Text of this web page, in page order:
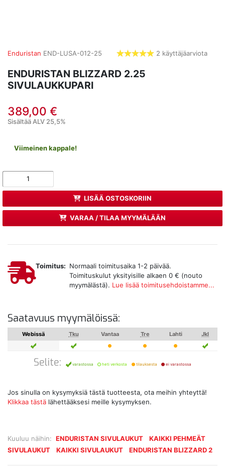
Enduristan END-LUSA-012-25
2 käyttäjäarviota
ENDURISTAN BLIZZARD 2.25
SIVULAUKKUPARI
389,00 €
Sisältää ALV 25,5%
Viimeinen kappale!
LISÄÄ OSTOSKORIIN
VARAA / TILAA MYYMÄLÄÄN
Kuuluu näihin: ENDURISTAN SIVULAUKUT
KAIKKI PEHMEÄT
SIVULAUKUT
KAIKKI SIVULAUKUT ENDURISTAN BLIZZARD 2
Toimitus: Normaali toimitusaika 1-2 päivää.
Toimituskulut yksityisille alkaen 0 € (nouto
myymälästä). Lue lisää toimitusehdoistamme...
Saatavuus myymälöissä:
Webissä Tku Vantaa Tre Lahti Jkl
Selite: varastossa heti verkosta tilauksesta ei varastossa
Jos sinulla on kysymyksiä tästä tuotteesta, ota meihin yhteyttä!
Klikkaa tästä lähettääksesi meille kysymyksen.